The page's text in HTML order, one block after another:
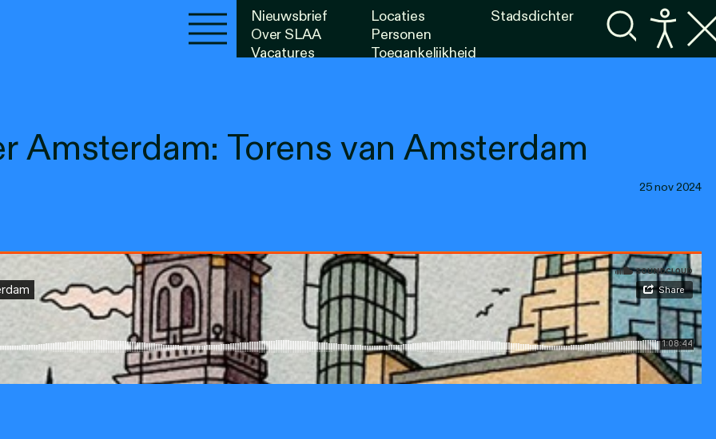
Amsterdam: Torens van Amsterdam
25 nov 2024
Nieuwsbrief
Over SLAA
Vacatures
Locaties
Personen
Toegankelijkheid
Stadsdichter